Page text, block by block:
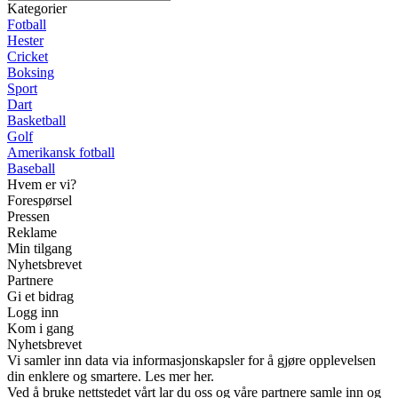
Kategorier
Fotball
Hester
Cricket
Boksing
Sport
Dart
Basketball
Golf
Amerikansk fotball
Baseball
Hvem er vi?
Forespørsel
Pressen
Reklame
Min tilgang
Nyhetsbrevet
Partnere
Gi et bidrag
Logg inn
Kom i gang
Nyhetsbrevet
Vi samler inn data via informasjonskapsler for å gjøre opplevelsen
din enklere og smartere. Les mer her.
Ved å bruke nettstedet vårt lar du oss og våre partnere samle inn og